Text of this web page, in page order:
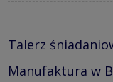
Talerz
Manufaktura w